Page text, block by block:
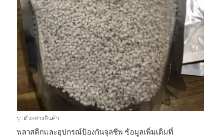
รูปตัวอย่างสินค้า
พลาสติกและอุปกรณ์ป้องกันจุลชีพ ข้อมูลเพิ่มเติมที่